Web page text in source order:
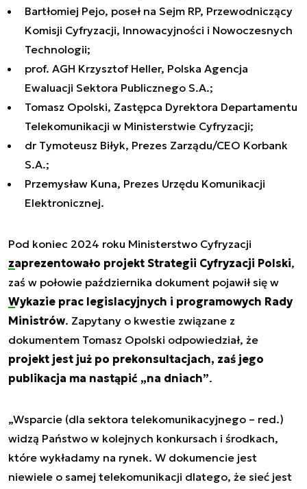
Bartłomiej Pejo, poseł na Sejm RP, Przewodniczący
Komisji Cyfryzacji, Innowacyjności i Nowoczesnych
Technologii;
prof. AGH Krzysztof Heller, Polska Agencja
Ewaluacji Sektora Publicznego S.A.;
Tomasz Opolski, Zastępca Dyrektora Departamentu
Telekomunikacji w Ministerstwie Cyfryzacji;
dr Tymoteusz Biłyk, Prezes Zarządu/CEO Korbank
S.A.;
Przemysław Kuna, Prezes Urzędu Komunikacji
Elektronicznej.
Pod koniec 2024 roku Ministerstwo Cyfryzacji
zaprezentowało projekt Strategii Cyfryzacji Polski,
zaś w połowie października dokument pojawił się w
Wykazie prac legislacyjnych i programowych Rady
Ministrów. Zapytany o kwestie związane z
dokumentem Tomasz Opolski odpowiedział, że
projekt jest już po prekonsultacjach, zaś jego
publikacja ma nastąpić „na dniach”.
„Wsparcie (dla sektora telekomunikacyjnego – red.)
widzą Państwo w kolejnych konkursach i środkach,
które wykładamy na rynek. W dokumencie jest
niewiele o samej telekomunikacji dlatego, że sieć jest